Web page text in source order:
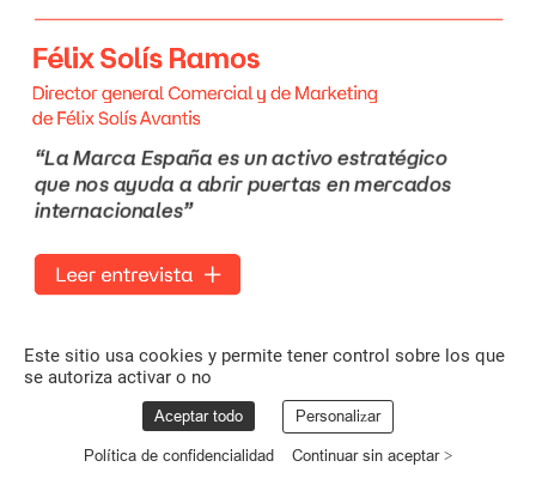
Este sitio usa cookies y permite tener control sobre los que
se autoriza activar o no
Aceptar todo Personalizar
Política de confidencialidad Continuar sin aceptar >
Félix Solís Ramos
Director general Comercial y de Marketing
de Félix SolísAvantis
“La Marca España es un activo estratégico
que nos ayuda a abrir puertas en mercados
internacionales”
Leer entrevista